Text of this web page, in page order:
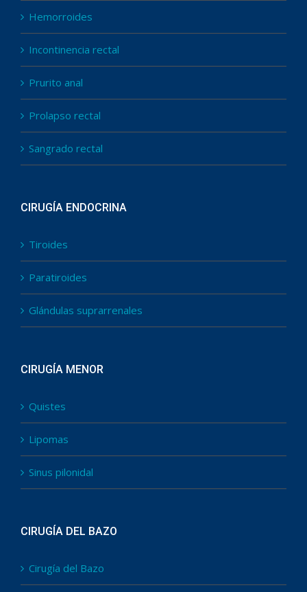
Hemorroides
Incontinencia rectal
Prurito anal
Prolapso rectal
Sangrado rectal
CIRUGÍA ENDOCRINA
Tiroides
Paratiroides
Glándulas suprarrenales
CIRUGÍA MENOR
Quistes
Lipomas
Sinus pilonidal
CIRUGÍA DEL BAZO
Cirugía del Bazo